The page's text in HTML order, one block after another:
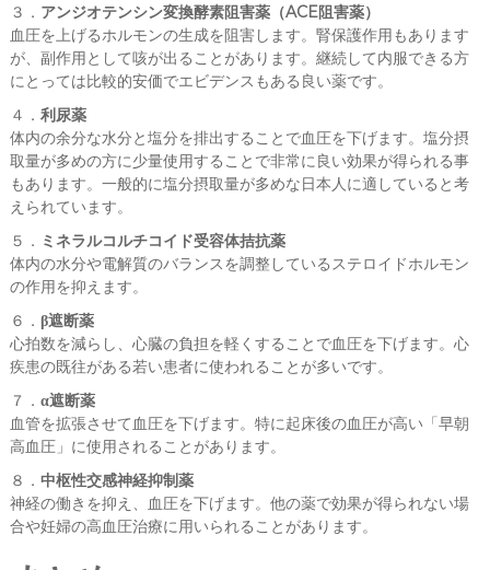
３． アンジオテンシン変換酵素阻害薬（ACE阻害薬）
血圧を上げるホルモンの生成を阻害します。腎保護作用もあります
が、副作用として咳が出ることがあります。継続して内服できる方
にとっては比較的安価でエビデンスもある良い薬です。
４． 利尿薬
体内の余分な水分と塩分を排出することで血圧を下げます。塩分摂
取量が多めの方に少量使用することで非常に良い効果が得られる事
もあります。一般的に塩分摂取量が多めな日本人に適していると考
えられています。
５． ミネラルコルチコイド受容体拮抗薬
体内の水分や電解質のバランスを調整しているステロイドホルモン
の作用を抑えます。
６． β遮断薬
心拍数を減らし、心臓の負担を軽くすることで血圧を下げます。心
疾患の既往がある若い患者に使われることが多いです。
７． α遮断薬
血管を拡張させて血圧を下げます。特に起床後の血圧が高い「早朝
高血圧」に使用されることがあります。
８． 中枢性交感神経抑制薬
神経の働きを抑え、血圧を下げます。他の薬で効果が得られない場
合や妊婦の高血圧治療に用いられることがあります。